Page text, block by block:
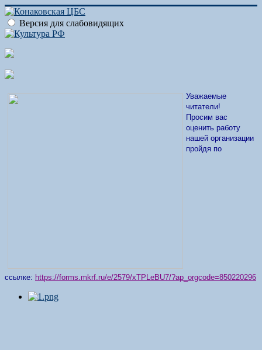
Версия для слабовидящих
Уважаемые
читатели!
Просим вас
оценить работу
нашей организации
пройдя по
ссылке: https://forms.mkrf.ru/e/2579/xTPLeBU7/?ap_orgcode=850220296